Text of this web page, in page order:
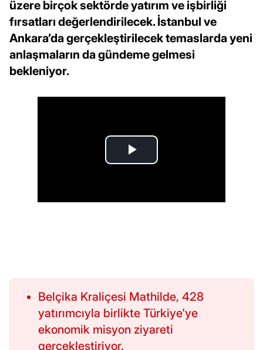
üzere birçok sektörde yatırım ve işbirliği
fırsatları değerlendirilecek. İstanbul ve
Ankara’da gerçekleştirilecek temaslarda yeni
anlaşmaların da gündeme gelmesi
bekleniyor.
Belçika Kraliçesi Mathilde, 428
yatırımcıyla birlikte Türkiye'ye
ekonomik misyon ziyareti
gerçekleştiriyor.